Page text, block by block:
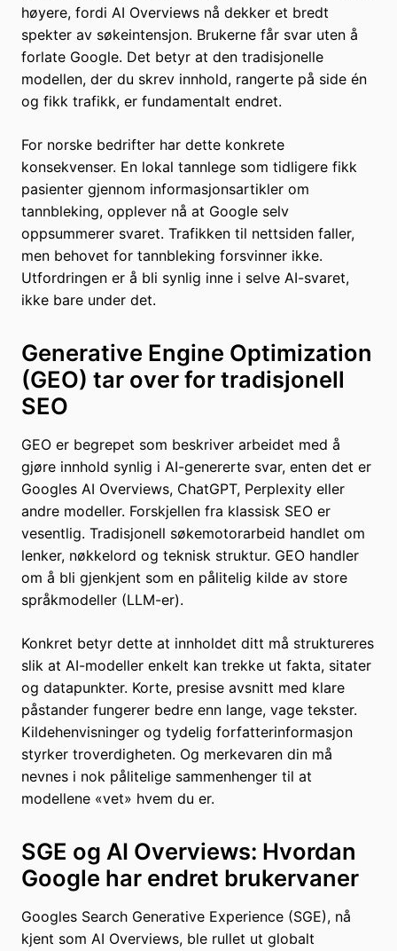
høyere, fordi AI Overviews nå dekker et bredt
spekter av søkeintensjon. Brukerne får svar uten å
forlate Google. Det betyr at den tradisjonelle
modellen, der du skrev innhold, rangerte på side én
og fikk trafikk, er fundamentalt endret.
For norske bedrifter har dette konkrete
konsekvenser. En lokal tannlege som tidligere fikk
pasienter gjennom informasjonsartikler om
tannbleking, opplever nå at Google selv
oppsummerer svaret. Trafikken til nettsiden faller,
men behovet for tannbleking forsvinner ikke.
Utfordringen er å bli synlig inne i selve AI-svaret,
ikke bare under det.
Generative Engine Optimization
(GEO) tar over for tradisjonell
SEO
GEO er begrepet som beskriver arbeidet med å
gjøre innhold synlig i AI-genererte svar, enten det er
Googles AI Overviews, ChatGPT, Perplexity eller
andre modeller. Forskjellen fra klassisk SEO er
vesentlig. Tradisjonell søkemotorarbeid handlet om
lenker, nøkkelord og teknisk struktur. GEO handler
om å bli gjenkjent som en pålitelig kilde av store
språkmodeller (LLM-er).
Konkret betyr dette at innholdet ditt må struktureres
slik at AI-modeller enkelt kan trekke ut fakta, sitater
og datapunkter. Korte, presise avsnitt med klare
påstander fungerer bedre enn lange, vage tekster.
Kildehenvisninger og tydelig forfatterinformasjon
styrker troverdigheten. Og merkevaren din må
nevnes i nok pålitelige sammenhenger til at
modellene «vet» hvem du er.
SGE og AI Overviews: Hvordan
Google har endret brukervaner
Googles Search Generative Experience (SGE), nå
kjent som AI Overviews, ble rullet ut globalt